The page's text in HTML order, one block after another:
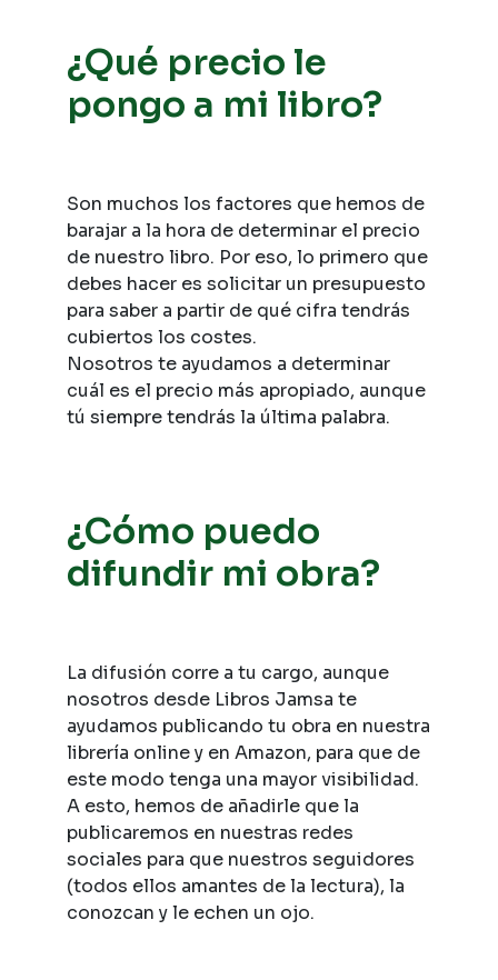
¿Qué precio le
pongo a mi libro?
Son muchos los factores que hemos de
barajar a la hora de determinar el precio
de nuestro libro. Por eso, lo primero que
debes hacer es solicitar un presupuesto
para saber a partir de qué cifra tendrás
cubiertos los costes.
Nosotros te ayudamos a determinar
cuál es el precio más apropiado, aunque
tú siempre tendrás la última palabra.
¿Cómo puedo
difundir mi obra?
La difusión corre a tu cargo, aunque
nosotros desde Libros Jamsa te
ayudamos publicando tu obra en nuestra
librería online y en Amazon, para que de
este modo tenga una mayor visibilidad.
A esto, hemos de añadirle que la
publicaremos en nuestras redes
sociales para que nuestros seguidores
(todos ellos amantes de la lectura), la
conozcan y le echen un ojo.